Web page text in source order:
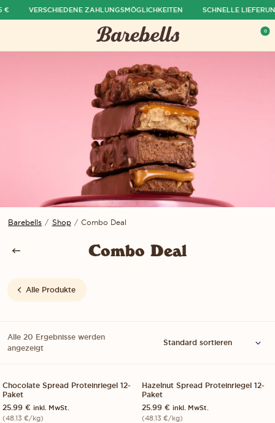
VERSCHIEDENE ZAHLUNGSMÖGLICHKEITEN SCHNELLE
0
Barebells / Shop / Combo Deal
Combo Deal
Alle Produkte
Alle 20 Ergebnisse werden
angezeigt
12-PACK
Chocolate Spread Proteinriegel 12-
Paket
25.99 € inkl. MwSt.
(48.13 €/kg)
12-PACK
Hazelnut Spread Proteinriegel 12-
Paket
25.99 € inkl. MwSt.
(48.13 €/kg)
ausblenden